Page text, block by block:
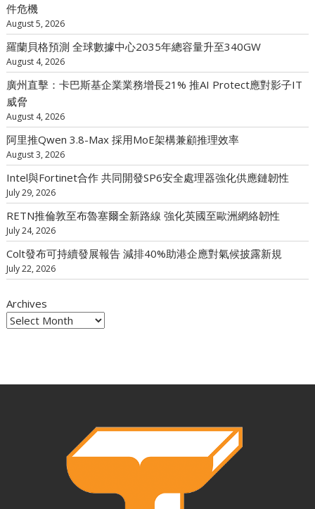
件危機
August 5, 2026
羅蘭貝格預測 全球數據中心2035年總容量升至340GW
August 4, 2026
廣州直擊：卡巴斯基企業業務增長21% 推AI Protect應對影子IT
威脅
August 4, 2026
阿里推Qwen 3.8-Max 採用MoE架構兼顧推理效率
August 3, 2026
Intel與Fortinet合作 共同開發SP6安全處理器強化供應鏈韌性
July 29, 2026
RETN推倫敦至布魯塞爾全新路線 強化英國至歐洲網絡韌性
July 24, 2026
Colt發布可持續發展報告 減排40%助港企應對氣候披露新規
July 22, 2026
Archives